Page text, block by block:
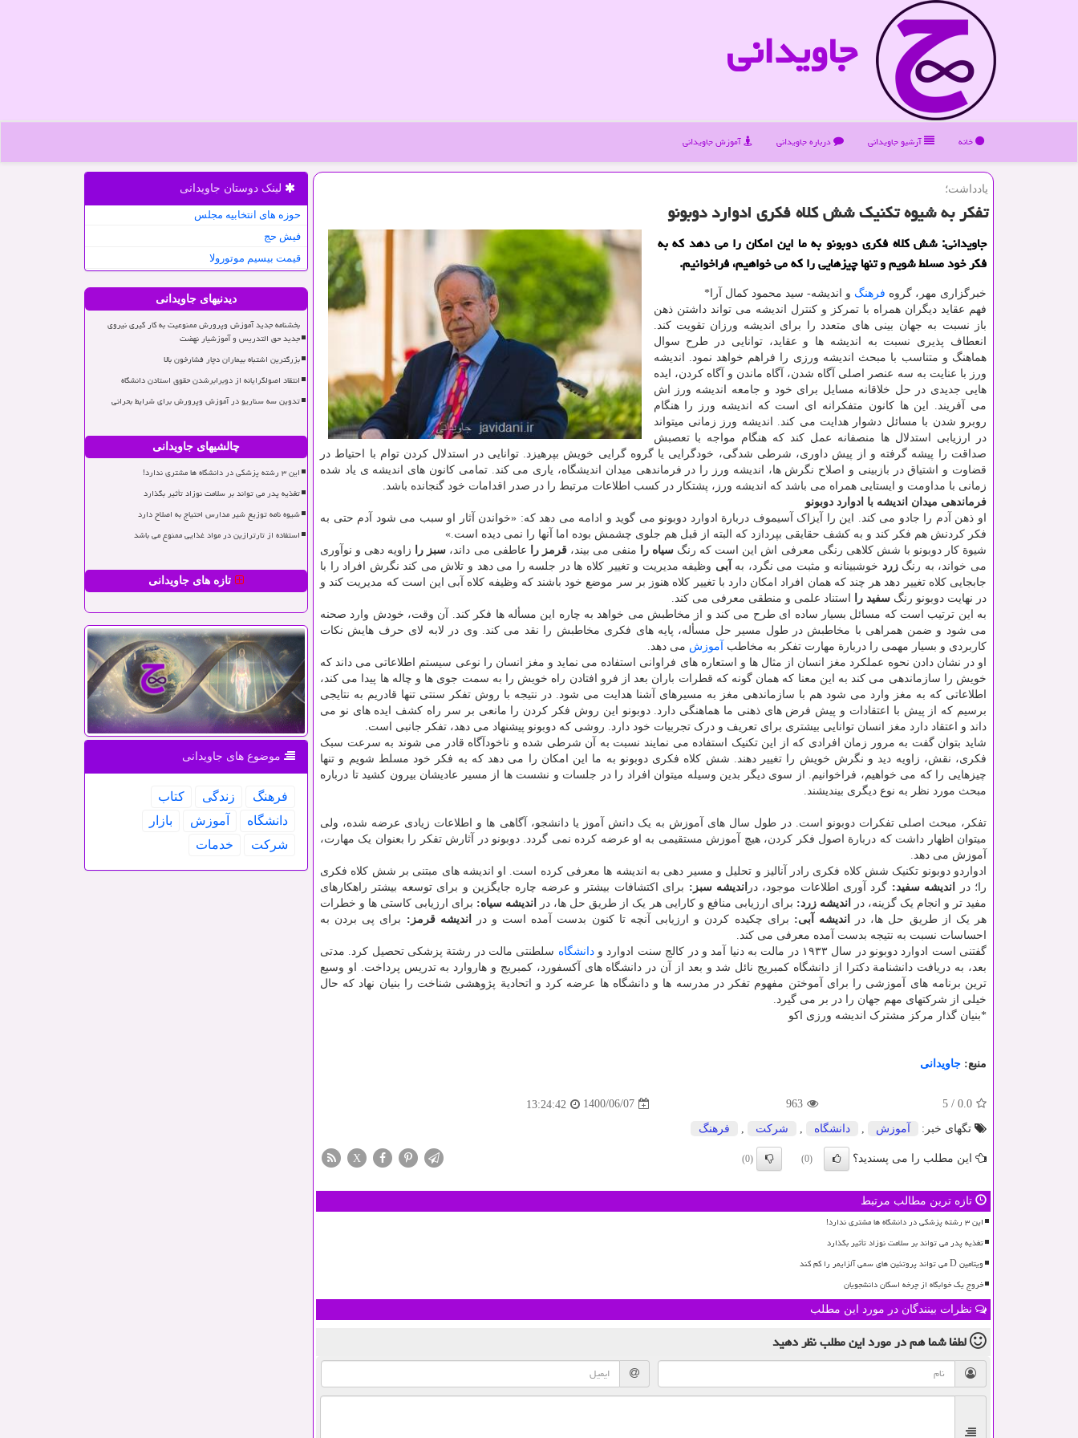
جاویدانی
خانه آرشیو جاویدانی درباره جاویدانی آموزش جاویدانی
یادداشت؛
تفکر به شیوه تکنیک شش کلاه فکری ادوارد دوبونو
جاویدانی: شش کلاه فکری دوبونو به ما این امکان را می دهد که به
فکر خود مسلط شویم و تنها چیزهایی را که می خواهیم، فراخوانیم.
خبرگزاری مهر، گروه فرهنگ و اندیشه- سید محمود کمال آرا*
فهم عقاید دیگران همراه با تمرکز و کنترل اندیشه می تواند داشتن ذهن
باز نسبت به جهان بینی های متعدد را برای اندیشه ورزان تقویت کند.
انعطاف پذیری نسبت به اندیشه ها و عقاید، توانایی در طرح سوال
هماهنگ و متناسب با مبحث اندیشه ورزی را فراهم خواهد نمود. اندیشه
ورز با عنایت به سه عنصر اصلی آگاه شدن، آگاه ماندن و آگاه کردن، ایده
هایی جدیدی در حل خلاقانه مسایل برای خود و جامعه اندیشه ورز اش
می آفریند. این ها کانون متفکرانه ای است که اندیشه ورز را هنگام
روبرو شدن با مسائل دشوار هدایت می کند. اندیشه ورز زمانی میتواند
در ارزیابی استدلال ها منصفانه عمل کند که هنگام مواجه با تعصبش
صداقت را پیشه گرفته و از پیش داوری، شرطی شدگی، خودگرایی یا گروه گرایی خویش بپرهیزد. توانایی در استدلال کردن توام با احتیاط در
قضاوت و اشتیاق در بازبینی و اصلاح نگرش ها، اندیشه ورز را در فرماندهی میدان اندیشگاه، یاری می کند. تمامی کانون های اندیشه ی یاد شده
زمانی با مداومت و ایستایی همراه می باشد که اندیشه ورز، پشتکار در کسب اطلاعات مرتبط را در صدر اقدامات خود گنجانده باشد.
فرماندهی میدان اندیشه با ادوارد دوبونو
او ذهن آدم را جادو می کند. این را آیزاک آسیموف دربارة ادوارد دوبونو می گوید و ادامه می دهد که: «خواندن آثار او سبب می شود آدم حتی به
فکر کردنش هم فکر کند و به کشف حقایقی بپردازد که البته از قبل هم جلوی چشمش بوده اما آنها را نمی دیده است.»
شیوة کار دوبونو با شش کلاهی رنگی معرفی اش این است که رنگ سیاه را منفی می بیند،قرمز را عاطفی می داند، سبز را زاویه دهی و نوآوری
می خواند، به رنگزرد خوشبینانه و مثبت می نگرد، به آبی وظیفه مدیریت و تغییر کلاه ها در جلسه را می دهد و تلاش می کند نگرش افراد را با
جابجایی کلاه تغییر دهد هر چند که همان افراد امکان دارد با تغییر کلاه هنوز بر سر موضع خود باشند که وظیفه کلاه آبی این است که مدیریت کند و
در نهایت دوبونو رنگ سفید را
استناد علمی و منطقی معرفی می کند.
به این ترتیب است که مسائل بسیار ساده ای طرح می کند و از مخاطبش می خواهد به چاره این مسأله ها فکر کند. آن وقت، خودش وارد صحنه
می شود و ضمن همراهی با مخاطبش در طول مسیر حل مسأله، پایه های فکری مخاطبش را نقد می کند. وی در لابه لای حرف هایش نکات
کاربردی و بسیار مهمی را دربارة مهارت تفکر به مخاطب
آموزش می دهد.
او در نشان دادن نحوه عملکرد مغز انسان از مثال ها و استعاره های فراوانی استفاده می نماید و مغز انسان را نوعی سیستم اطلاعاتی می داند که
خویش را سازماندهی می کند به این معنا که همان گونه که قطرات باران بعد از فرو افتادن راه خویش را به سمت جوی ها و چاله ها پیدا می کند،
اطلاعاتی که به مغز وارد می شود هم با سازماندهی مغز به مسیرهای آشنا هدایت می شود. در نتیجه با روش تفکر سنتی تنها قادریم به نتایجی
برسیم که از پیش با اعتقادات و پیش فرض های ذهنی ما هماهنگی دارد. دوبونو این روش فکر کردن را مانعی بر سر راه کشف ایده های نو می
داند و اعتقاد دارد مغز انسان توانایی بیشتری برای تعریف و درک تجربیات خود دارد. روشی که دوبونو پیشنهاد می دهد، تفکر جانبی است.
شاید بتوان گفت به مرور زمان افرادی که از این تکنیک استفاده می نمایند نسبت به آن شرطی شده و ناخودآگاه قادر می شوند به سرعت سبک
فکری، نقش، زاویه دید و نگرش خویش را تغییر دهند. شش کلاه فکری دوبونو به ما این امکان را می دهد که به فکر خود مسلط شویم و تنها
چیزهایی را که می خواهیم، فراخوانیم. از سوی دیگر بدین وسیله میتوان افراد را در جلسات و نشست ها از مسیر عادیشان بیرون کشید تا درباره
مبحث مورد نظر به نوع دیگری بیندیشند.
تفکر، مبحث اصلی تفکرات دوبونو است. در طول سال های آموزش به یک دانش آموز یا دانشجو، آگاهی ها و اطلاعات زیادی عرضه شده، ولی
میتوان اظهار داشت که دربارة اصول فکر کردن، هیچ آموزش مستقیمی به او عرضه کرده نمی گردد. دوبونو در آثارش تفکر را بعنوان یک مهارت،
آموزش می دهد.
ادواردو دوبونو تکنیک شش کلاه فکری رادر آنالیز و تحلیل و مسیر دهی به اندیشه ها معرفی کرده است. او اندیشه های مبتنی بر شش کلاه فکری
را؛ در
اندیشه سفید: گرد آوری اطلاعات موجود، در اندیشه سبز: برای اکتشافات بیشتر و عرضه چاره جایگزین و برای توسعه بیشتر راهکارهای
مفید تر و انجام یک گزینه، در
اندیشه زرد: برای ارزیابی منافع و کارایی هر یک از طریق حل ها، در اندیشه سیاه: برای ارزیابی کاستی ها و خطرات
هر یک از طریق حل ها، در
اندیشه آبی: برای چکیده کردن و ارزیابی آنچه تا کنون بدست آمده است و در اندیشه قرمز: برای پی بردن به
احساسات نسبت به نتیجه بدست آمده معرفی می کند.
گفتنی است ادوارد دوبونو در سال ۱۹۳۳ در مالت به دنیا آمد و در کالج سنت ادوارد و
دانشگاه سلطنتی مالت در رشتة پزشکی تحصیل کرد. مدتی
بعد، به دریافت دانشنامة دکترا از دانشگاه کمبریج نائل شد و بعد از آن در دانشگاه های آکسفورد، کمبریج و هاروارد به تدریس پرداخت. او وسیع
ترین برنامه های آموزشی را برای آموختن مفهوم تفکر در مدرسه ها و دانشگاه ها عرضه کرد و اتحادیة پژوهشی شناخت را بنیان نهاد که حال
خیلی از شرکتهای مهم جهان را در بر می گیرد.
*بنیان گذار مرکز مشترک اندیشه ورزی اکو
منبع: جاویدانی
0.0
/
5
963
1400/06/07
13:24:42
تگهای خبر:
آموزش دانشگاه شركت فرهنگ
این مطلب را می پسندید؟ (0)
(0)
X
تازه ترین مطالب مرتبط
این ۳ رشته پزشکی در دانشگاه ها مشتری ندارد!
تغذیه پدر می تواند بر سلامت نوزاد تأثیر بگذارد
ویتامین D می تواند پروتئین های سمی آلزایمر را کم کند
خروج یک خوابگاه از چرخه اسکان دانشجویان
نظرات بینندگان در مورد این مطلب
لطفا شما همدر مورد این مطلبنظر دهید
لینک دوستان جاویدانی
حوزه های انتخابیه مجلس
فیش حج
قیمت بیسیم موتورولا
دیدنیهای جاویدانی
بخشنامه جدید آموزش وپرورش ممنوعیت به کار گیری نیروی
جدید حق التدریس و آموزشیار نهضت
بزرگترین اشتباه بیماران دچار فشارخون بالا
انتقاد اصولگرایانه از دوبرابرشدن حقوق استادن دانشگاه
تدوین سه سناریو در آموزش وپرورش برای شرایط بحرانی
چالشیهای جاویدانی
این ۳ رشته پزشکی در دانشگاه ها مشتری ندارد!
تغذیه پدر می تواند بر سلامت نوزاد تأثیر بگذارد
شیوه نامه توزیع شیر مدارس احتیاج به اصلاح دارد
استفاده از تارترازین در مواد غذایی ممنوع می باشد
تازه های جاویدانی
موضوع های جاویدانی
فرهنگ زندگی
كتاب
دانشگاه
آموزش
بازار
شركت
خدمات